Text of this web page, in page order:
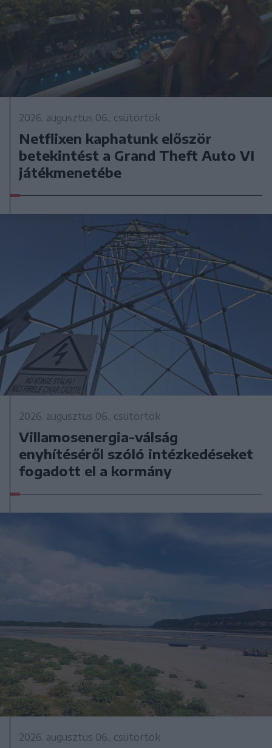
2026. augusztus 06., csütörtök
Netflixen kaphatunk először
betekintést a Grand Theft Auto VI
játékmenetébe
2026. augusztus 06., csütörtök
Villamosenergia-válság
enyhítéséről szóló intézkedéseket
fogadott el a kormány
2026. augusztus 06., csütörtök